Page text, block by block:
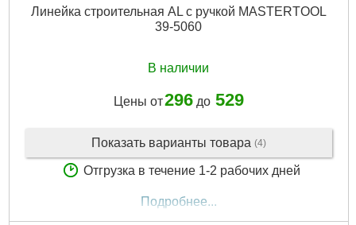
Линейка строительная AL с ручкой MASTERTOOL
39-5060
В наличии
Цены от296до 529
Показать варианты товара (4)
Отгрузка в течение 1-2 рабочих дней
Подробнее...